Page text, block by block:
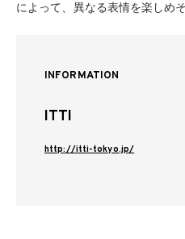
によって、異なる表情を楽しめそ
INFORMATION
ITTI
http://itti-tokyo.jp/